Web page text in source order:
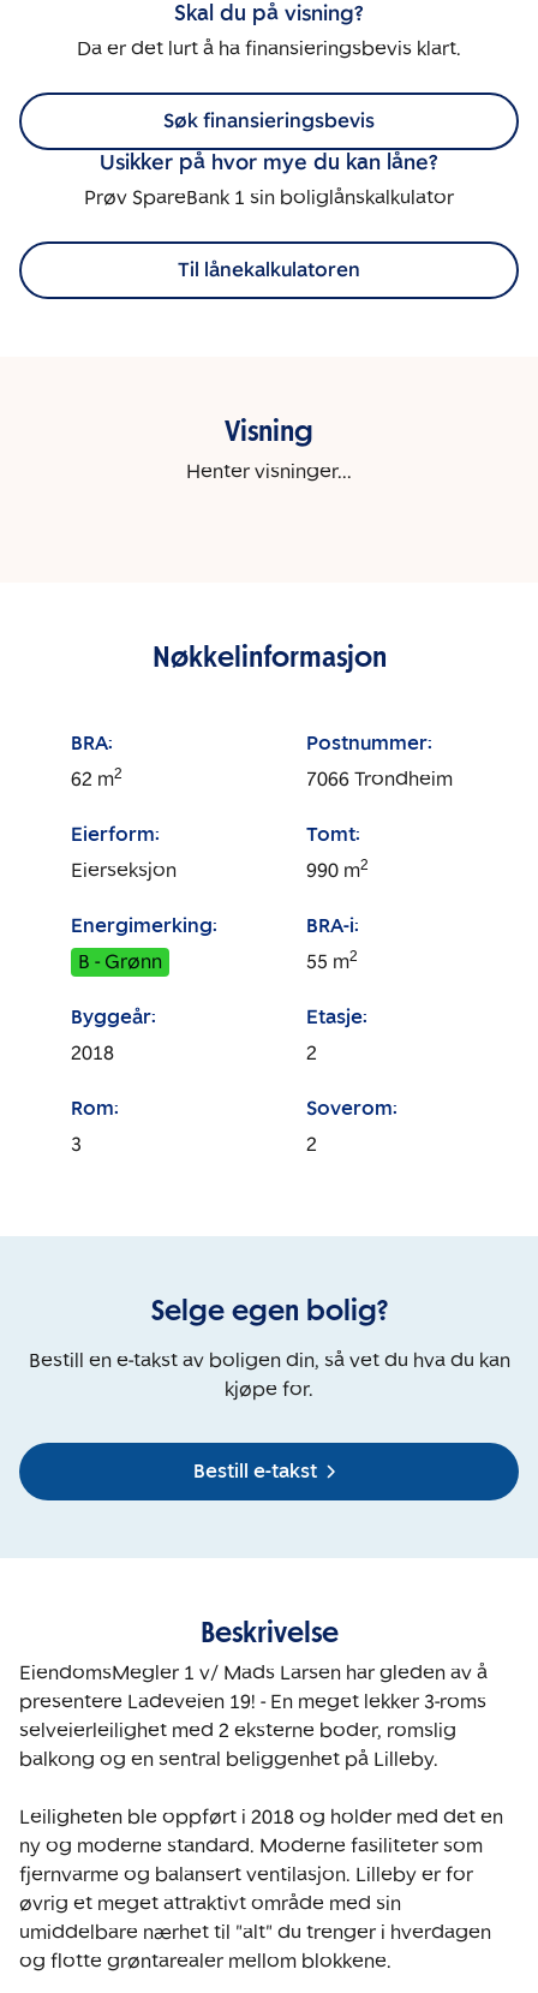
Skal du på visning?
Da er det lurt å ha finansieringsbevis klart.
Søk finansieringsbevis
Usikker på hvor mye du kan låne?
Prøv SpareBank 1 sin boliglånskalkulator
Til lånekalkulatoren
Visning
Henter visninger...
Nøkkelinformasjon
BRA:
62 m2
Postnummer:
7066 Trondheim
Eierform:
Eierseksjon
Tomt:
990 m2
Energimerking:
B - Grønn
BRA-i:
55 m2
Byggeår:
2018
Etasje:
2
Rom:
3
Soverom:
2
Selge egen bolig?
Bestill en e-takst av boligen din, så vet du hva du kan
kjøpe for.
Bestill e-takst
Beskrivelse
EiendomsMegler 1 v/ Mads Larsen har gleden av å
presentere Ladeveien 19! - En meget lekker 3-roms
selveierleilighet med 2 eksterne boder, romslig
balkong og en sentral beliggenhet på Lilleby.
Leiligheten ble oppført i 2018 og holder med det en
ny og moderne standard. Moderne fasiliteter som
fjernvarme og balansert ventilasjon. Lilleby er for
øvrig et meget attraktivt område med sin
umiddelbare nærhet til "alt" du trenger i hverdagen
og flotte grøntarealer mellom blokkene.